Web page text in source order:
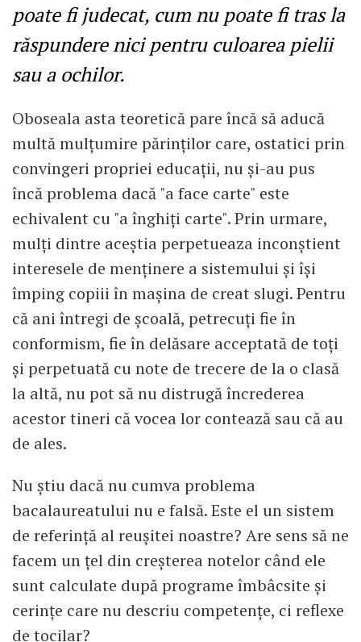
poate fi judecat, cum nu poate fi tras la
răspundere nici pentru culoarea pielii
sau a ochilor.
Oboseala asta teoretică pare încă să aducă
multă mulțumire părinților care, ostatici prin
convingeri propriei educații, nu și-au pus
încă problema dacă "a face carte" este
echivalent cu "a înghiți carte". Prin urmare,
mulți dintre aceștia perpetueaza inconștient
interesele de menținere a sistemului și își
împing copiii în mașina de creat slugi. Pentru
că ani întregi de școală, petrecuți fie în
conformism, fie în delăsare acceptată de toți
și perpetuată cu note de trecere de la o clasă
la altă, nu pot să nu distrugă încrederea
acestor tineri că vocea lor contează sau că au
de ales.
Nu știu dacă nu cumva problema
bacalaureatului nu e falsă. Este el un sistem
de referință al reușitei noastre? Are sens să ne
facem un țel din creșterea notelor când ele
sunt calculate după programe îmbâcsite și
cerințe care nu descriu competențe, ci reflexe
de tocilar?